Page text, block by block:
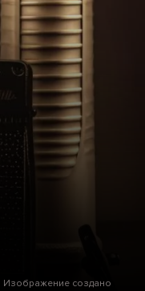
Изображение создано